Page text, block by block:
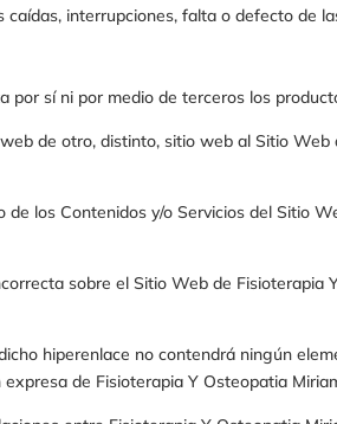
interrupciones, falta o defecto de
por sí ni por medio de terceros los
de otro, distinto, sitio web al Sitio Web
los Contenidos y/o Servicios del Sitio
sobre el Sitio Web de Fisioterapia
hiperenlace no contendrá ningún
expresa de Fisioterapia Y Osteopatia